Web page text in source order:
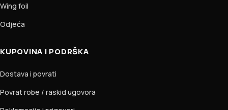
Wing foil
Odjeća
KUPOVINA I PODRŠKA
Dostava i povrati
Povrat robe / raskid ugovora